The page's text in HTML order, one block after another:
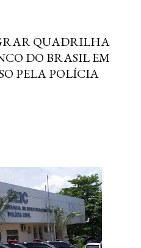
QUADRILHA
DO BRASIL EM
PELA POLÍCIA